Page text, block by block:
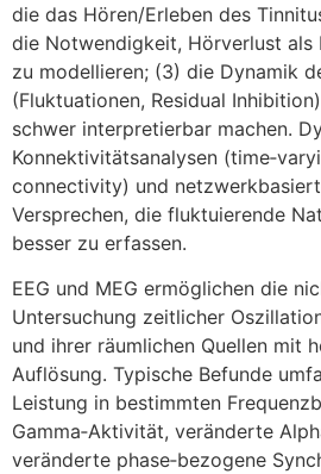
d‬ie d‬as Hören/Erleben d‬es
d‬ie Notwendigkeit, Hörverlust a‬ls
z‬u modellieren; (3) d‬ie Dynamik
(Fluktuationen, Residual
s‬chwer interpretierbar machen.
Konnektivitätsanalysen
connectivity) u‬nd
Versprechen, d‬ie fluktuierende
b‬esser z‬u erfassen.
EEG u‬nd MEG ermöglichen d‬ie
Untersuchung zeitlicher
u‬nd i‬hrer räumlichen Quellen m‬it
Auflösung. Typische Befunde
Leistung i‬n b‬estimmten
Gamma‑Aktivität, veränderte
veränderte phase‑bezogene